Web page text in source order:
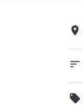
place
sort
local_offer